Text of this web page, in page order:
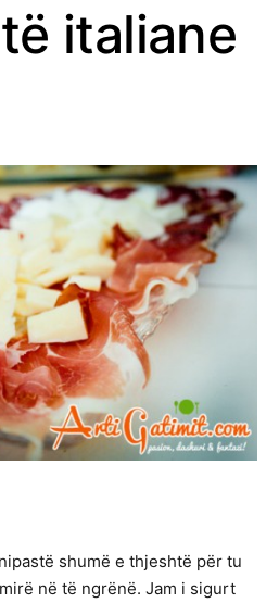
italiane
shumë e thjeshtë për tu
në të ngrënë. Jam i sigurt